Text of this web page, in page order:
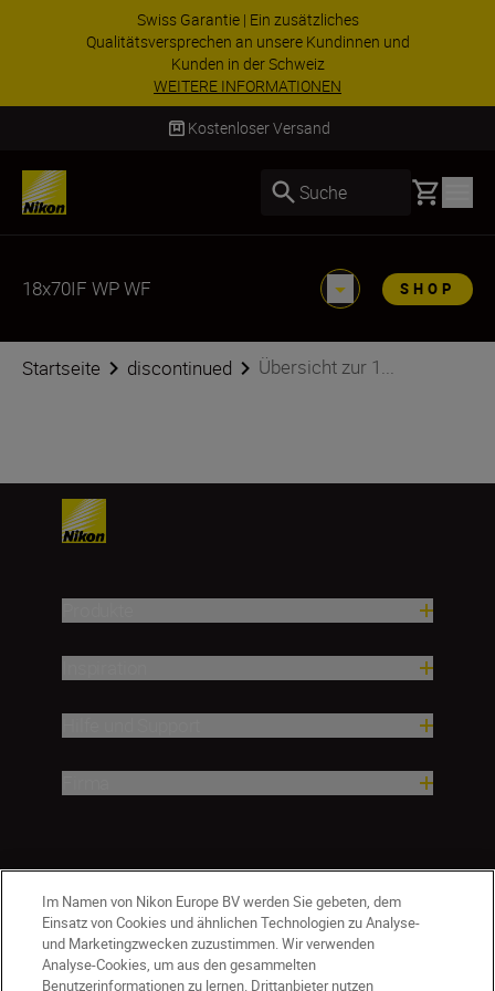
Swiss Garantie | Ein zusätzliches
Qualitätsversprechen an unsere Kundinnen und
Kunden in der Schweiz
WEITERE INFORMATIONEN
Kostenloser Versand
Suche Basket
18x70IF WP WF SHOP
Startseite discontinued Übersicht zur 1...
Im Namen von Nikon Europe BV werden Sie gebeten, dem
Einsatz von Cookies und ähnlichen Technologien zu Analyse-
und Marketingzwecken zuzustimmen. Wir verwenden
Analyse-Cookies, um aus den gesammelten
Benutzerinformationen zu lernen. Drittanbieter nutzen